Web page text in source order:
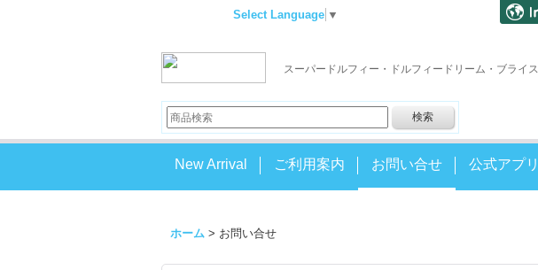
Select Language ▼
スーパードルフィー・ドルフィードリーム・ブライ
New Arrival ご利用案内 お問い合せ 公式アプ
ホーム > お問い合せ